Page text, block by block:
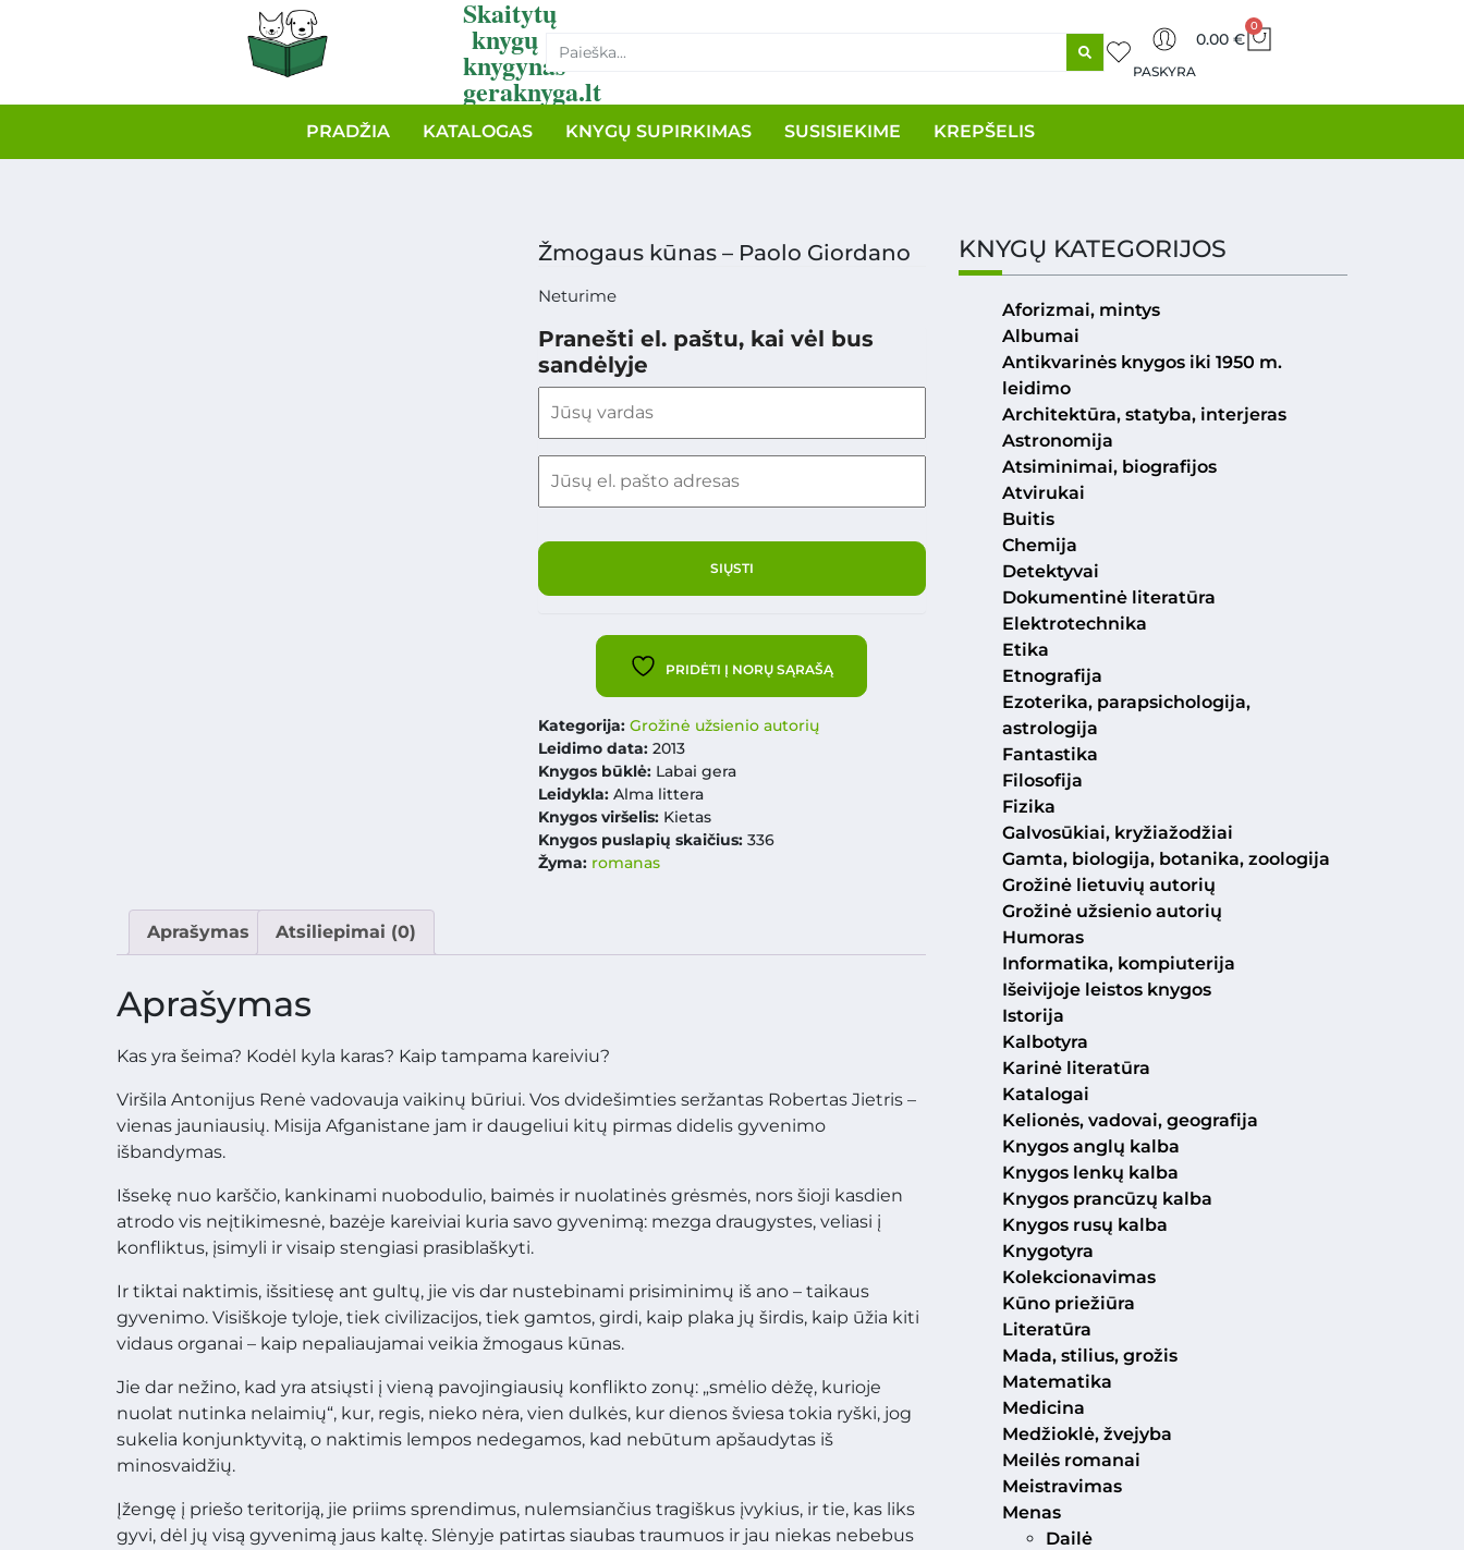
Skaitytų
knygų
knygynas
geraknyga.lt
PASKYRA
0.00 €
0
PRADŽIA KATALOGAS KNYGŲ SUPIRKIMAS SUSISIEKIME KREPŠELIS
Žmogaus kūnas – Paolo Giordano
Neturime
Pranešti el. paštu, kai vėl bus
sandėlyje
PRIDĖTI Į NORŲ SĄRAŠĄ
Kategorija: Grožinė užsienio autorių
Leidimo data:2013
Knygos būklė: Labai gera
Leidykla:Alma littera
Knygos viršelis: Kietas
Knygos puslapių skaičius: 336
Žyma: romanas
Aprašymas Atsiliepimai (0)
Aprašymas
Kas yra šeima? Kodėl kyla karas? Kaip tampama kareiviu?
Viršila Antonijus Renė vadovauja vaikinų būriui. Vos dvidešimties seržantas Robertas Jietris –
vienas jauniausių. Misija Afganistane jam ir daugeliui kitų pirmas didelis gyvenimo
išbandymas.
Išsekę nuo karščio, kankinami nuobodulio, baimės ir nuolatinės grėsmės, nors šioji kasdien
atrodo vis neįtikimesnė, bazėje kareiviai kuria savo gyvenimą: mezga draugystes, veliasi į
konfliktus, įsimyli ir visaip stengiasi prasiblaškyti.
Ir tiktai naktimis, išsitiesę ant gultų, jie vis dar nustebinami prisiminimų iš ano – taikaus
gyvenimo. Visiškoje tyloje, tiek civilizacijos, tiek gamtos, girdi, kaip plaka jų širdis, kaip ūžia kiti
vidaus organai – kaip nepaliaujamai veikia žmogaus kūnas.
Jie dar nežino, kad yra atsiųsti į vieną pavojingiausių konflikto zonų: „smėlio dėžę, kurioje
nuolat nutinka nelaimių“, kur, regis, nieko nėra, vien dulkės, kur dienos šviesa tokia ryški, jog
sukelia konjunktyvitą, o naktimis lempos nedegamos, kad nebūtum apšaudytas iš
minosvaidžių.
Įžengę į priešo teritoriją, jie priims sprendimus, nulemsiančius tragiškus įvykius, ir tie, kas liks
gyvi, dėl jų visą gyvenimą jaus kaltę. Slėnyje patirtas siaubas traumuos ir jau niekas nebebus
KNYGŲ KATEGORIJOS
Aforizmai, mintys
Albumai
Antikvarinės knygos iki 1950 m.
leidimo
Architektūra, statyba, interjeras
Astronomija
Atsiminimai, biografijos
Atvirukai
Buitis
Chemija
Detektyvai
Dokumentinė literatūra
Elektrotechnika
Etika
Etnografija
Ezoterika, parapsichologija,
astrologija
Fantastika
Filosofija
Fizika
Galvosūkiai, kryžiažodžiai
Gamta, biologija, botanika, zoologija
Grožinė lietuvių autorių
Grožinė užsienio autorių
Humoras
Informatika, kompiuterija
Išeivijoje leistos knygos
Istorija
Kalbotyra
Karinė literatūra
Katalogai
Kelionės, vadovai, geografija
Knygos anglų kalba
Knygos lenkų kalba
Knygos prancūzų kalba
Knygos rusų kalba
Knygotyra
Kolekcionavimas
Kūno priežiūra
Literatūra
Mada, stilius, grožis
Matematika
Medicina
Medžioklė, žvejyba
Meilės romanai
Meistravimas
Menas
Dailė